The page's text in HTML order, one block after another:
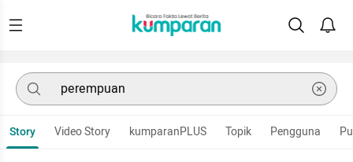
Story Video Story kumparanPLUS Topik Pengguna